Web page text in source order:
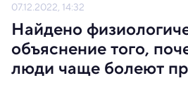
07.12.2022, 14:32
Найдено
объяснение того,
люди чаще болеют